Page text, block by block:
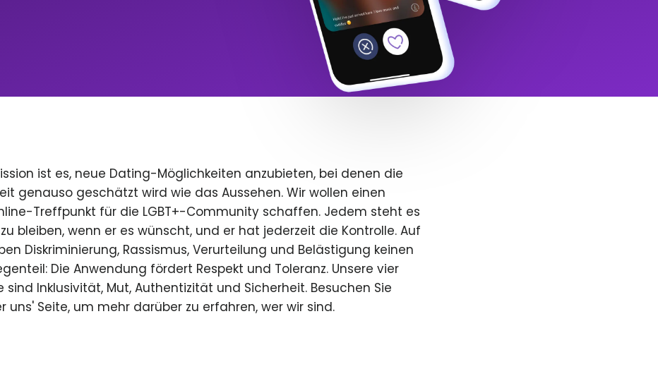
ist es, neue Dating-Möglichkeiten anzubieten, bei denen die
genauso geschätzt wird wie das Aussehen. Wir wollen einen
Treffpunkt für die LGBT+-Community schaffen. Jedem steht es
bleiben, wenn er es wünscht, und er hat jederzeit die Kontrolle. Auf
Diskriminierung, Rassismus, Verurteilung und Belästigung keinen
Die Anwendung fördert Respekt und Toleranz. Unsere vier
sind Inklusivität, Mut, Authentizität und Sicherheit. Besuchen Sie
uns' Seite, um mehr darüber zu erfahren, wer wir sind.